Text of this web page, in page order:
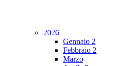
2026
Gennaio 2
Febbraio 2
Marzo